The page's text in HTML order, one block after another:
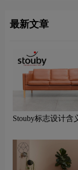
最新文章
Stouby标志设计含